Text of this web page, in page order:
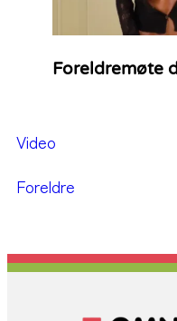
Foreldremøte
Video
Foreldre